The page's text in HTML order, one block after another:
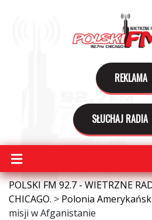
REKLAMA
SŁUCHAJ RADIA
POLSKI FM 92.7 - WIETRZNE
CHICAGO. > Polonia
misji w Afganistanie